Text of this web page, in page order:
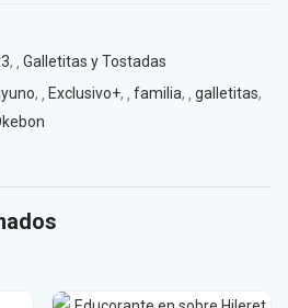
,
Galletitas y Tostadas
, Exclusivo+, familia, galletitas,